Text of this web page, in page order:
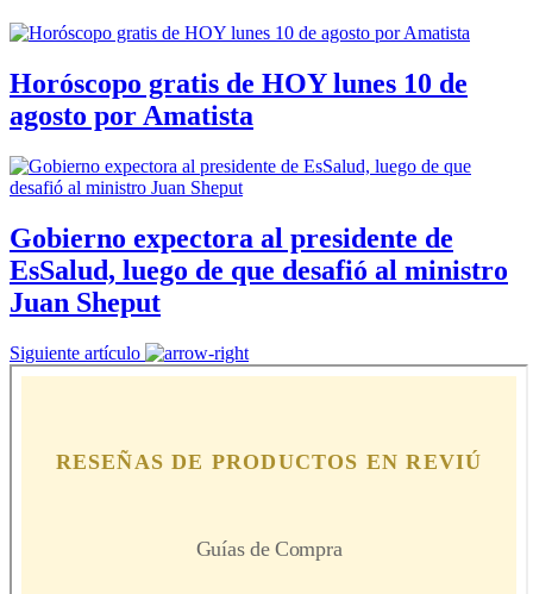
Horóscopo gratis de HOY lunes 10 de
agosto por Amatista
Gobierno expectora al presidente de
EsSalud, luego de que desafió al ministro
Juan Sheput
Siguiente artículo